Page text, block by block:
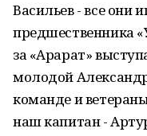
Васильев - все они
предшественника
за «Арарат»
молодой
команде и
наш капитан -